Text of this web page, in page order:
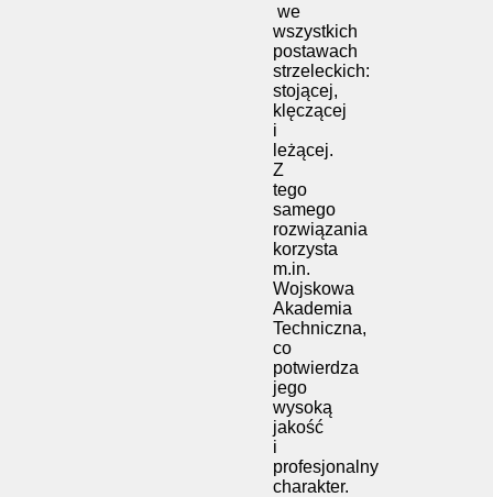
we
wszystkich
postawach
strzeleckich:
stojącej,
klęczącej
i
leżącej.
Z
tego
samego
rozwiązania
korzysta
m.in.
Wojskowa
Akademia
Techniczna,
co
potwierdza
jego
wysoką
jakość
i
profesjonalny
charakter.